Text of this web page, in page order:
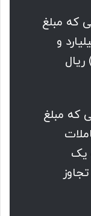
که مبلغ
و
میلیون (۰۰۰ر۰۰۰ر۱۰۰ر۲) ریال
که مبلغ
یک
ریال تجاوز